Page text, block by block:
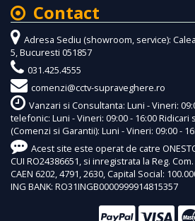
Contact
Adresa Sediu (showroom, service):
5, Bucuresti 051857
031.425.4555
comenzi@cctv-supraveghere.ro
Vanzari si Consultanta: Luni - Vineri:
telefonic: Luni - Vineri: 09:00 - 16:00 Ridicari
(Comenzi si Garantii): Luni - Vineri: 09:00 -
Acest site este operat de catre
CUI RO24386651, si inregistrata la Reg.
CAEN 6202, 4791, 2630, Capital Social:
ING BANK: RO31INGB0000999914815357